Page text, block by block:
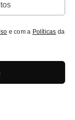
e com a Políticas da